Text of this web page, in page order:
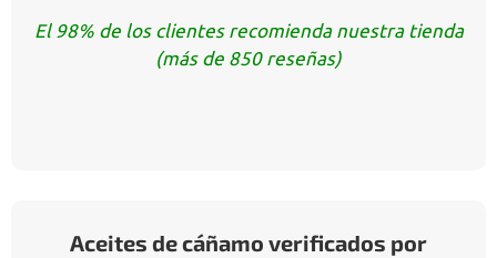
El 98% de los clientes recomienda nuestra tienda
(más de 850 reseñas)
Aceites de cáñamo verificados por